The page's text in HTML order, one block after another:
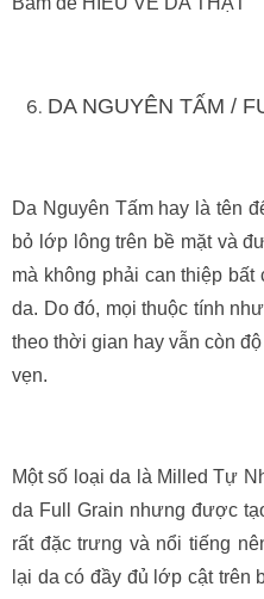
DA NGUYÊN TẤM /
Da Nguyên Tấm hay là tên
bỏ lớp lông trên bề mặt và
mà không phải can thiệp
da. Do đó, mọi thuộc tính
theo thời gian hay vẫn còn
vẹn.
Một số loại da là Milled Tự
da Full Grain nhưng được
rất đặc trưng và nổi tiếng
lại da có đầy đủ lớp cật trên